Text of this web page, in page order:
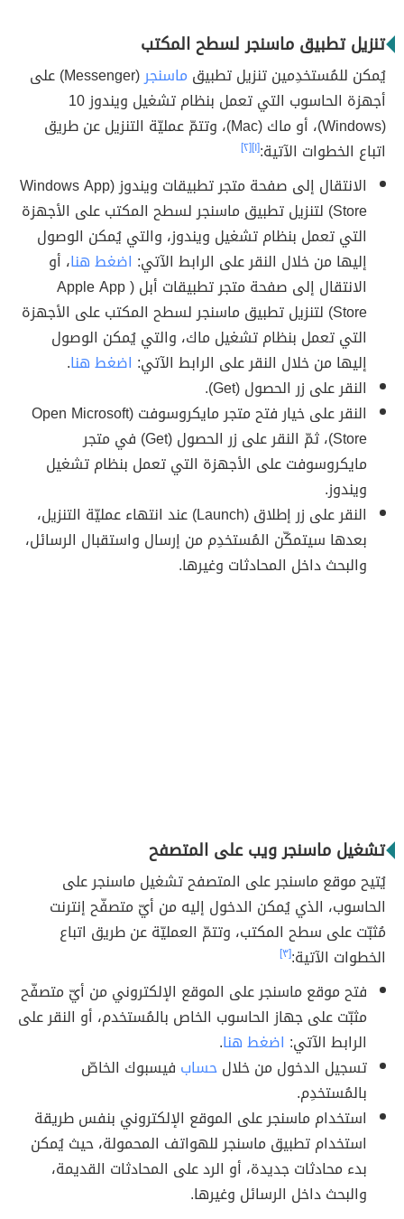
تنزيل تطبيق ماسنجر لسطح المكتب
يُمكن للمُستخدِمين تنزيل تطبيق ماسنجر
(Messenger) على
أجهزة الحاسوب التي تعمل بنظام تشغيل ويندوز 10
(Windows)، أو ماك (Mac)، وتتمّ عمليّة التنزيل عن طريق
اتباع الخطوات الآتية:[١] [٢]
الانتقال إلى صفحة متجر تطبيقات ويندوز (Windows App
Store) لتنزيل تطبيق ماسنجر لسطح المكتب على الأجهزة
التي تعمل بنظام تشغيل ويندوز، والتي يُمكن الوصول
إليها من خلال النقر على الرابط الآتي: اضغط هنا، أو
الانتقال إلى صفحة متجر تطبيقات أبل ( Apple App
Store) لتنزيل تطبيق ماسنجر لسطح المكتب على الأجهزة
التي تعمل بنظام تشغيل ماك، والتي يُمكن الوصول
إليها من خلال النقر على الرابط الآتي: اضغط هنا.
النقر على زر الحصول (Get).
النقر على خيار فتح متجر مايكروسوفت (Open Microsoft
Store)، ثمّ النقر على زر الحصول (Get) في متجر
مايكروسوفت على الأجهزة التي تعمل بنظام تشغيل
ويندوز.
النقر على زر إطلاق (Launch) عند انتهاء عمليّة التنزيل،
بعدها سيتمكّن المُستخدِم من إرسال واستقبال الرسائل،
والبحث داخل المحادثات وغيرها.
تشغيل ماسنجر ويب على المتصفح
يُتيح موقع ماسنجر على المتصفح تشغيل ماسنجر على
الحاسوب، الذي يُمكن الدخول إليه من أيّ متصفّح إنترنت
مُثبّت على سطح المكتب، وتتمّ العمليّة عن طريق اتباع
الخطوات الآتية:[٣]
فتح موقع ماسنجر على الموقع الإلكتروني من أيّ متصفّح
مثبّت على جهاز الحاسوب الخاص بالمُستخدم، أو النقر على
الرابط الآتي: اضغط هنا.
تسجيل الدخول من خلالحساب فيسبوك الخاصّ
بالمُستخدِم.
استخدام ماسنجر على الموقع الإلكتروني بنفس طريقة
استخدام تطبيق ماسنجر للهواتف المحمولة، حيث يُمكن
بدء محادثات جديدة، أو الرد على المحادثات القديمة،
والبحث داخل الرسائل وغيرها.